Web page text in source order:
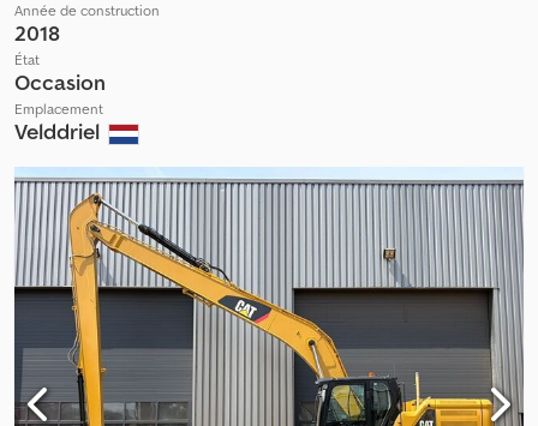
Année de construction
2018
État
Occasion
Emplacement
Velddriel